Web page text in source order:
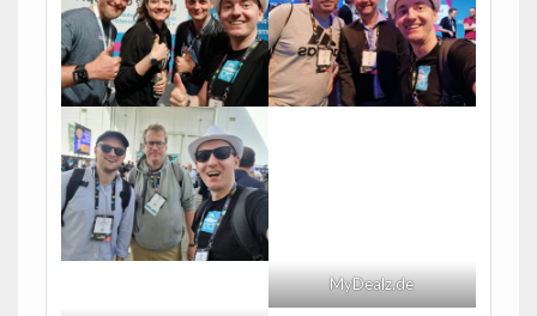
MyDealz.de